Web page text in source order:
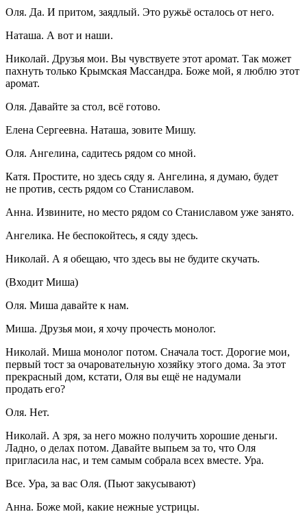
Оля. Да. И притом, заядлый. Это ружьё осталось от него.
Наташа. А вот и наши.
Николай. Друзья мои. Вы чувствуете этот аромат. Так может
пахнуть только Крымская Массандра. Боже мой, я люблю этот
аромат.
Оля. Давайте за стол, всё готово.
Елена Сергеевна. Наташа, зовите Мишу.
Оля. Ангелина, садитесь рядом со мной.
Катя. Простите, но здесь сяду я. Ангелина, я думаю, будет
не против, сесть рядом со Станиславом.
Анна. Извините, но место рядом со Станиславом уже занято.
Ангелика. Не беспокойтесь, я сяду здесь.
Николай. А я обещаю, что здесь вы не будите скучать.
(Входит Миша)
Оля. Миша давайте к нам.
Миша. Друзья мои, я хочу прочесть монолог.
Николай. Миша монолог потом. Сначала тост. Дорогие мои,
первый тост за очаровательную хозяйку этого дома. За этот
прекрасный дом, кстати, Оля вы ещё не надумали
продать его?
Оля. Нет.
Николай. А зря, за него можно получить хорошие деньги.
Ладно, о делах потом. Давайте выпьем за то, что Оля
пригласила нас, и тем самым собрала всех вместе. Ура.
Все. Ура, за вас Оля. (Пьют закусывают)
Анна. Боже мой, какие нежные устрицы.